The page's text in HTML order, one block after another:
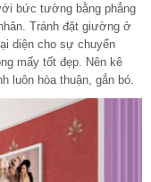
bức tường bằng phẳng
Tránh đặt giường ở
diện cho sự chuyển
mấy tốt đẹp. Nên kê
luôn hòa thuận, gắn bó.